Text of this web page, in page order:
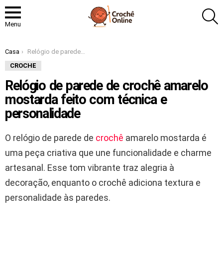
Menu
Você está aqui:
Casa
Relógio de parede de crochê amarelo mostarda feito com técnica e personalidade
CROCHE
Relógio de parede de crochê amarelo
mostarda feito com técnica e
personalidade
O relógio de parede de crochê amarelo mostarda é
uma peça criativa que une funcionalidade e charme
artesanal. Esse tom vibrante traz alegria à
decoração, enquanto o crochê adiciona textura e
personalidade às paredes.